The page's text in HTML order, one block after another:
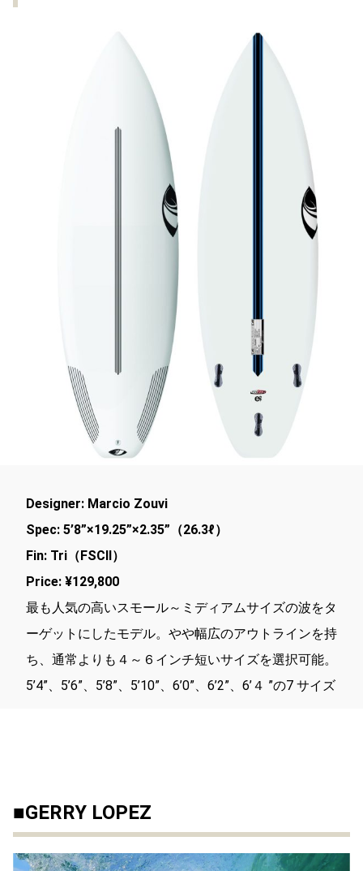
Designer: Marcio Zouvi
Spec: 5’8”×19.25”×2.35”（26.3ℓ）
Fin: Tri（FSCⅡ）
Price: ¥129,800
最も人気の高いスモール～ミディアムサイズの波をタ
ーゲットにしたモデル。やや幅広のアウトラインを持
ち、通常よりも４～６インチ短いサイズを選択可能。
5’4”、5’6”、5’8”、5’10”、6’0”、6’2”、6’４ ”の7 サイズ
■GERRY LOPEZ